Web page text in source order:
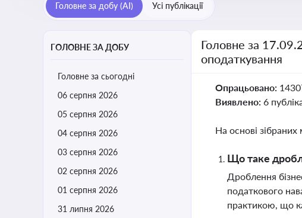
Головне за добу (AI) Усі публікації
ГОЛОВНЕ ЗА ДОБУ
Головне за сьогодні
06 серпня 2026
05 серпня 2026
04 серпня 2026
03 серпня 2026
02 серпня 2026
01 серпня 2026
31 липня 2026
Головне за
оподаткування
Опрацьовано:
Виявлено: 6
На основі зібраних
Що таке
Дроблення
податкового
практикою, що